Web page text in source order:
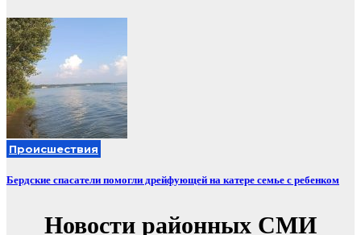
Происшествия
Бердские спасатели помогли дрейфующей на катере семье с ребенком